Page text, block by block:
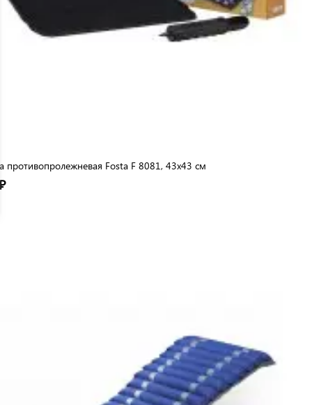
противопролежневая Fosta F 8081, 43x43 см